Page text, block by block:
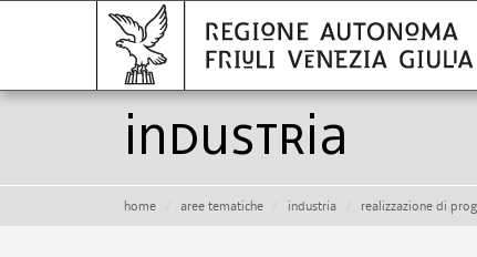
industria
home aree tematiche industria realizzazione di